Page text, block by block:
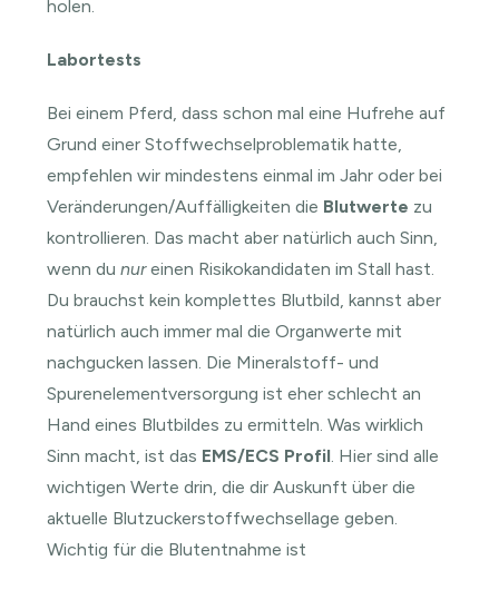
holen.
Labortests
Bei einem Pferd, dass schon mal eine Hufrehe auf
Grund einer Stoffwechselproblematik hatte,
empfehlen wir mindestens einmal im Jahr oder bei
Veränderungen/Auffälligkeiten die Blutwerte zu
kontrollieren. Das macht aber natürlich auch Sinn,
wenn dunureinen Risikokandidaten im Stall hast.
Du brauchst kein komplettes Blutbild, kannst aber
natürlich auch immer mal die Organwerte mit
nachgucken lassen. Die Mineralstoff- und
Spurenelementversorgung ist eher schlecht an
Hand eines Blutbildes zu ermitteln. Was wirklich
Sinn macht, ist das EMS/ECS Profil . Hier sind alle
wichtigen Werte drin, die dir Auskunft über die
aktuelle Blutzuckerstoffwechsellage geben.
Wichtig für die Blutentnahme ist